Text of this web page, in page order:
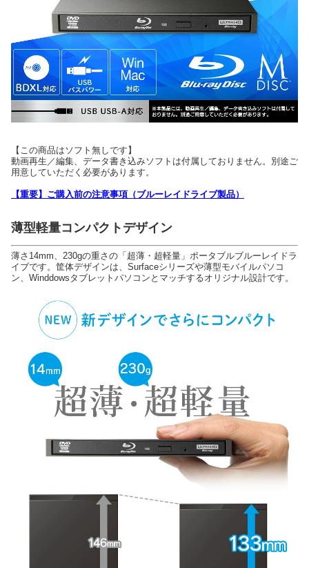
【この商品はソフト無しです】
動画再生／編集、データ書き込みソフトは付属しておりません。別途ご
用意していただく必要があります。
【重要】ご購入前の注意事項（ブルーレイドライブ製品）
薄型軽量コンパクトデザイン
薄さ14mm、230gの重さの「超薄・超軽量」ポータブルブルーレイドラ
イブです。筐体デザインは、Surfaceシリーズや薄型モバイルパソコ
ン、Winddowsタブレットパソコンとマッチするオリジナル設計です。